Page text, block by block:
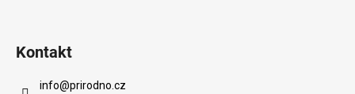
Kontakt
info@prirodno.cz